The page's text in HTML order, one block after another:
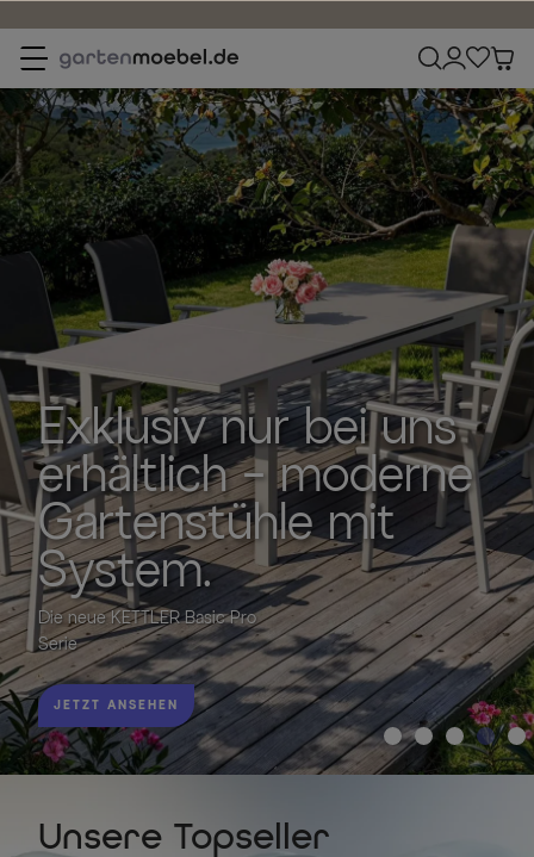
Gartenmöbel.de
Design trifft auf
Komfort.
LOOKS by Wolfgang Joop
JETZT ENTDECKEN
Unsere Topseller